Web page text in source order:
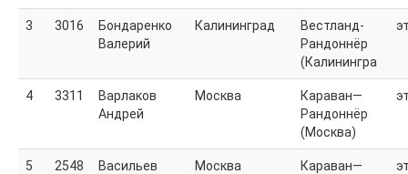
3 3016
Бондаренко
Валерий
Калининград
Вестланд-
Рандоннёр
(Калинингра
4 3311
Варлаков
Андрей
Москва
Караван—
Рандоннёр
(Москва)
5 2548
Васильев
Москва
Караван—